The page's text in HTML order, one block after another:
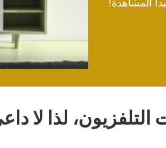
المشاهدة!
لذا لا